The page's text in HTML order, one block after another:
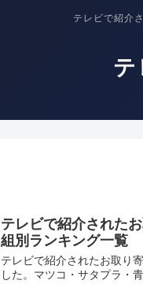
テレビで紹介
テレビで紹介された
組別ランキング一覧
テレビで紹介されたお取り
した。マツコ・サタプラ・